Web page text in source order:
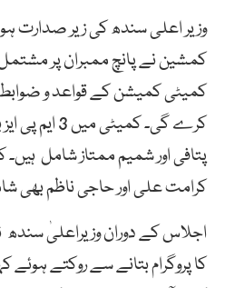
وزیر اعلی سندھ کی زیر صدارت
کمشین نے پانچ ممبران پر
کمیٹی کمیشن کے قواعد و
کرے گی۔
کرامت علی اور حاجی ناظم بھی
اجلاس کے دوران وزیراعلیٰ
کا پروگرام بتانے سے روکتے ہوئے